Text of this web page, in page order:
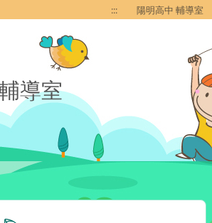
::: 陽明高中 輔導室
導室